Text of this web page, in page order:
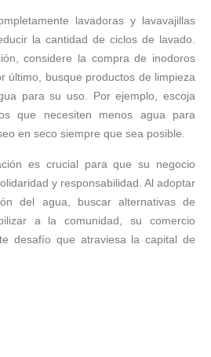
lavadoras y lavavajillas
la cantidad de ciclos de lavado.
considere la compra de inodoros
último, busque productos de limpieza
para su uso. Por ejemplo, escoja
que necesiten menos agua para
en seco siempre que sea posible.
es crucial para que su negocio
y responsabilidad. Al adoptar
del agua, buscar alternativas de
a la comunidad, su comercio
desafío que atraviesa la capital de